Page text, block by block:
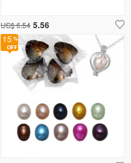
15
US$ 6.54 5.56